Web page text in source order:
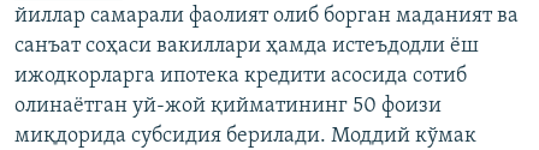
йиллар самарали фаолият олиб борган маданият ва
санъат соҳаси вакиллари ҳамда истеъдодли ёш
ижодкорларга ипотека кредити асосида сотиб
олинаётган уй-жой қийматининг 50 фоизи
миқдорида субсидия берилади. Моддий кўмак